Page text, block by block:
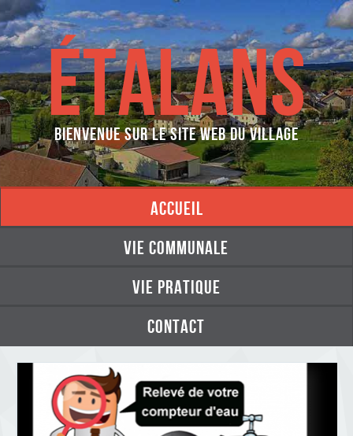
ÉTALANS
Bienvenue sur le site web du village
accueil
vie communale
vie pratique
contact